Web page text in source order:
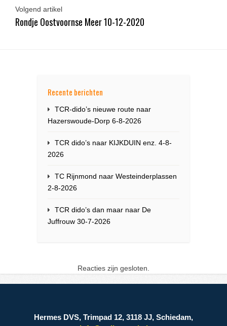
Volgend artikel
Rondje Oostvoornse Meer 10-12-2020
Recente berichten
TCR-dido’s nieuwe route naar
Hazerswoude-Dorp 6-8-2026
TCR dido’s naar KIJKDUIN enz. 4-8-
2026
TC Rijnmond naar Westeinderplassen
2-8-2026
TCR dido’s dan maar naar De
Juffrouw 30-7-2026
Reacties zijn gesloten.
Hermes DVS, Trimpad 12, 3118 JJ, Schiedam,